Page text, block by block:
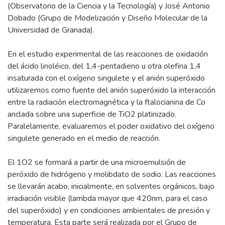
(Observatorio de la Ciencia y la Tecnología) y José Antonio
Dobado (Grupo de Modelización y Diseño Molecular de la
Universidad de Granada).
En el estudio experimental de las reacciones de oxidación
del ácido linoléico, del 1,4-pentadieno u otra olefina 1,4
insaturada con el oxígeno singulete y el anión superóxido
utilizaremos como fuente del anión superóxido la interacción
entre la radiación electromagnética y la ftalocianina de Co
anclada sobre una superficie de TiO2 platinizado.
Paralelamente, evaluaremos el poder oxidativo del oxígeno
singulete generado en el medio de reacción.
El 1O2 se formará a partir de una microemulsión de
peróxido de hidrógeno y molibdato de sodio. Las reacciones
se llevarán acabo, inicialmente, en solventes orgánicos, bajo
irradiación visible (lambda mayor que 420nm, para el caso
del superóxido) y en condiciones ambientales de presión y
temperatura. Esta parte será realizada por el Grupo de